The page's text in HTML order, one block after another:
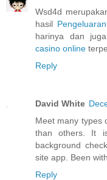
Wsd4d
hasil
harinya dan
casino online
Reply
David White
Meet many types
than others. It
background
site app. Been
Reply